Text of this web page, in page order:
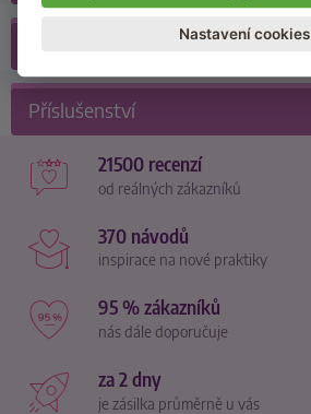
Příslušenství
21500 recenzí
od reálných zákazníků
370 návodů
inspirace na nové praktiky
95 % zákazníků
nás dále doporučuje
za 2 dny
je zásilka průměrně u vás
Nastavení cookies